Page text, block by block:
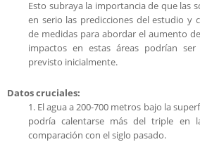
Esto subraya la importancia de que las
en serio las predicciones del estudio y
de medidas para abordar el aumento
impactos en estas áreas podrían
previsto inicialmente.
Datos cruciales:
1. El agua a 200-700 metros bajo la
podría calentarse más del triple en
comparación con el siglo pasado.